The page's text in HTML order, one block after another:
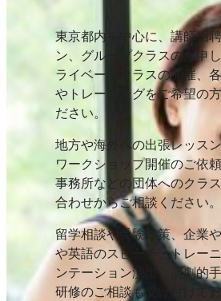
東京都内を中心に、講師招
ン、グループクラスのお申
ライベートクラスの開催、
やトレーニングをご希望の
ださい。
地方や海外への出張レッスン
ワークショップ開催のご依
事務所などの団体へのクラ
合わせからご相談ください。
留学相談や受験対策、企業
や英語のスピーチ・トレー
ンテーション演出、演劇的
研修のご相談も受け付けて